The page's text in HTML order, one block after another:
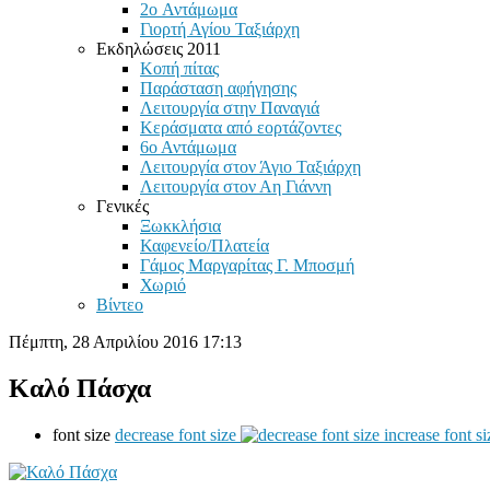
2o Αντάμωμα
Γιορτή Αγίου Ταξιάρχη
Εκδηλώσεις 2011
Κοπή πίτας
Παράσταση αφήγησης
Λειτουργία στην Παναγιά
Κεράσματα από εορτάζοντες
6ο Αντάμωμα
Λειτουργία στον Άγιο Ταξιάρχη
Λειτουργία στον Αη Γιάννη
Γενικές
Ξωκκλήσια
Καφενείο/Πλατεία
Γάμος Μαργαρίτας Γ. Μποσμή
Χωριό
Βίντεο
Πέμπτη, 28 Απριλίου 2016 17:13
Καλό Πάσχα
font size decrease font size increase font